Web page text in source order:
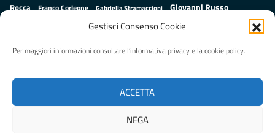
Gestisci Consenso Cookie
Per maggiori informazioni consultare l’informativa privacy e la cookie policy.
ACCETTA
NEGA
Rocca
Franco Corleone Gabriella Stramaccioni Giovanni Russo
Giuseppe Emanuele Cangemi Istruzione e cultura
Mauro
Palma ministero della Giustizia Minori Misure
Regione Lazio
Salute Samuele Ciambriello
Sarah Grieco Situazione in numeri
Valentina Calderone